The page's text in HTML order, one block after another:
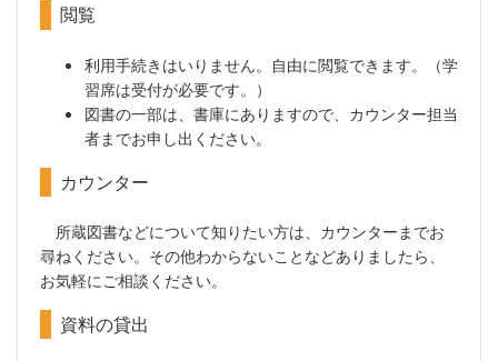
閲覧
利用手続きはいりません。自由に閲覧できます。（学
習席は受付が必要です。）
図書の一部は、書庫にありますので、カウンター担当
者までお申し出ください。
カウンター
所蔵図書などについて知りたい方は、カウンターまでお
尋ねください。その他わからないことなどありましたら、
お気軽にご相談ください。
資料の貸出